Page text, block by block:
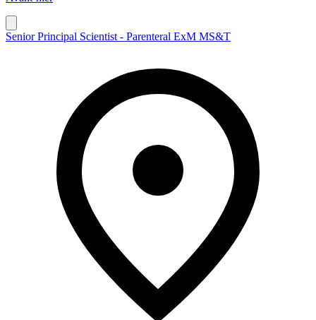
Senior Principal Scientist - Parenteral ExM MS&T